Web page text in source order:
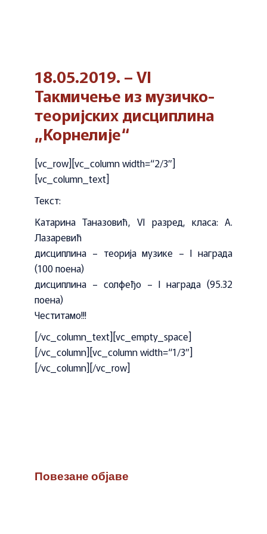
18.05.2019. – VI
Такмичење из музичко-
теоријских дисциплина
„Корнелије“
[vc_row][vc_column width=“2/3″]
[vc_column_text]
Текст:
Катарина Таназовић, VI разред, класа: А.
Лазаревић
дисциплина – теорија музике – I награда
(100 поена)
дисциплина – солфеђо – I награда (95.32
поена)
Честитамо!!!
[/vc_column_text][vc_empty_space]
[/vc_column][vc_column width=“1/3″]
[/vc_column][/vc_row]
Повезане објаве